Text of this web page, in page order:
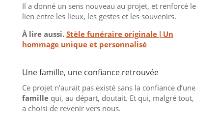
Il a donné un sens nouveau au projet, et renforcé le
lien entre les lieux, les gestes et les souvenirs.
À lire aussi. Stèle funéraire originale | Un
hommage unique et personnalisé
Une famille, une confiance retrouvée
Ce projet n’aurait pas existé sans la confiance d’une
famillequi, au départ, doutait. Et qui, malgré tout,
a choisi de revenir vers nous.